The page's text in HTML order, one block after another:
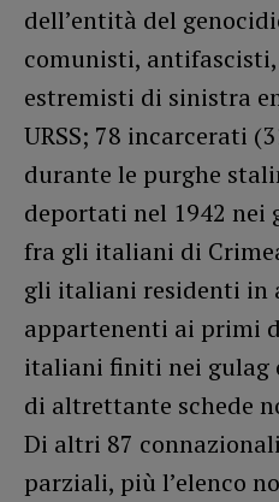
dell’entità del
comunisti,
estremisti di sinistra
URSS; 78 incarcerati
durante le purghe
deportati nel 1942 nei
fra gli italiani di
gli italiani residenti in
appartenenti ai primi
italiani finiti nei gulag
di altrettante schede
Di altri 87
parziali, più l’elenco